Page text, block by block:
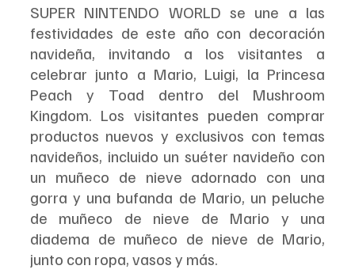
SUPER NINTENDO WORLD se une a las
festividades de este año con decoración
navideña, invitando a los visitantes a
celebrar junto a Mario, Luigi, la Princesa
Peach y Toad dentro del Mushroom
Kingdom. Los visitantes pueden comprar
productos nuevos y exclusivos con temas
navideños, incluido un suéter navideño con
un muñeco de nieve adornado con una
gorra y una bufanda de Mario, un peluche
de muñeco de nieve de Mario y una
diadema de muñeco de nieve de Mario,
junto con ropa, vasos y más.